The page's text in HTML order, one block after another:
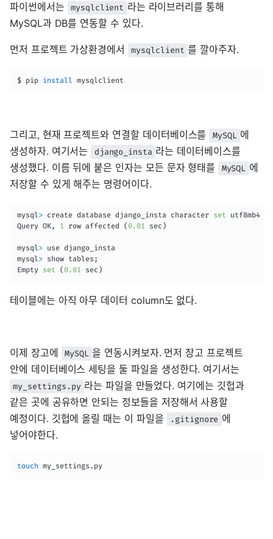
파이썬에서는 mysqlclient 라는 라이브러리를 통해
MySQL과 DB를 연동할 수 있다.
먼저 프로젝트 가상환경에서 mysqlclient 를 깔아주자.
$ pip install mysqlclient
그리고, 현재 프로젝트와 연결할 데이터베이스를 MySQL 에
생성하자. 여기서는
django_insta 라는 데이터베이스를
생성했다. 이름 뒤에 붙은 인자는 모든 문자 형태를
MySQL 에
저장할 수 있게 해주는 명령어이다.
mysql> create database django_insta character set utf8mb4
Query OK, 1 row affected ( 0.01 sec )
mysql> use django_insta
mysql> show tables ;
Empty set ( 0.01 sec )
테이블에는 아직 아무 데이터 column도 없다.
이제 장고에 MySQL 을 연동시켜보자. 먼저 장고 프로젝트
안에 데이터베이스 세팅을 둘 파일을 생성한다. 여기서는
my_settings.py 라는 파일을 만들었다. 여기에는 깃헙과
같은 곳에 공유하면 안되는 정보들을 저장해서 사용할
예정이다. 깃헙에 올릴 때는 이 파일을
.gitignore 에
넣어야한다.
touch